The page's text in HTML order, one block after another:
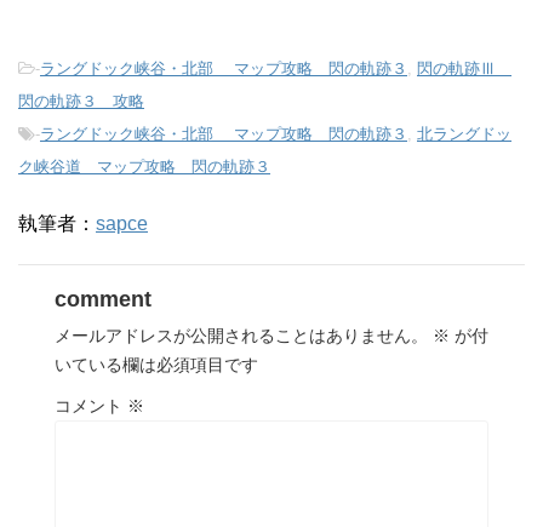
-ラングドック峡谷・北部 マップ攻略 閃の軌跡３
閃の軌跡Ⅲ
閃の軌跡３ 攻略
-ラングドック峡谷・北部 マップ攻略 閃の軌跡３
北ラングドッ
ク峡谷道 マップ攻略 閃の軌跡３
執筆者： sapce
comment
メールアドレスが公開されることはありません。 ※ が付
いている欄は必須項目です
コメント ※